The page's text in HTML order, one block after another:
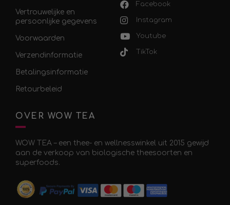
Vertrouwelijke en
persoonlijke gegevens
Voorwaarden
Verzendinformatie
Betalingsinformatie
Retourbeleid
Facebook
Instagram
Youtube
TikTok
OVER WOW TEA
WOW TEA – een thee- en wellnesswinkel uit 2015 gewijd
aan de verkoop van biologische theesoorten en
superfoods.